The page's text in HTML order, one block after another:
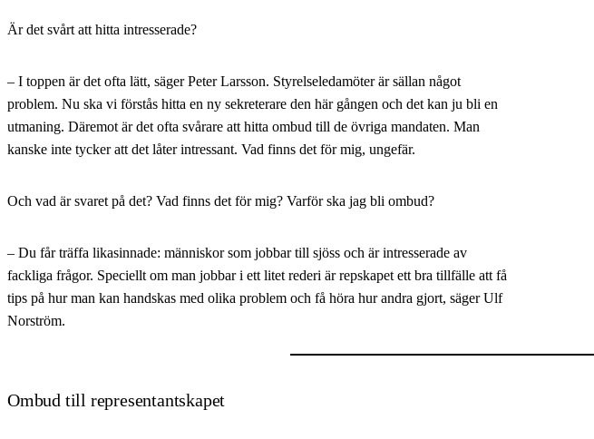
Är det svårt att hitta intresserade?
– I toppen är det ofta lätt, säger Peter Larsson. Styrelseledamöter är sällan något
problem. Nu ska vi förstås hitta en ny sekreterare den här gången och det kan ju bli en
utmaning. Däremot är det ofta svårare att hitta ombud till de övriga mandaten. Man
kanske inte tycker att det låter intressant. Vad finns det för mig, ungefär.
Och vad är svaret på det? Vad finns det för mig? Varför ska jag bli ombud?
– Du får träffa likasinnade: människor som jobbar till sjöss och är intresserade av
fackliga frågor. Speciellt om man jobbar i ett litet rederi är repskapet ett bra tillfälle att få
tips på hur man kan handskas med olika problem och få höra hur andra gjort, säger Ulf
Norström.
Ombud till representantskapet